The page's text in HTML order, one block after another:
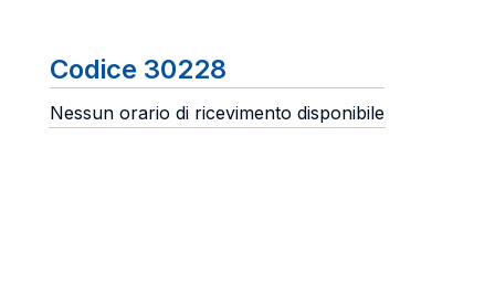
Codice 30228
Nessun orario di ricevimento disponibile